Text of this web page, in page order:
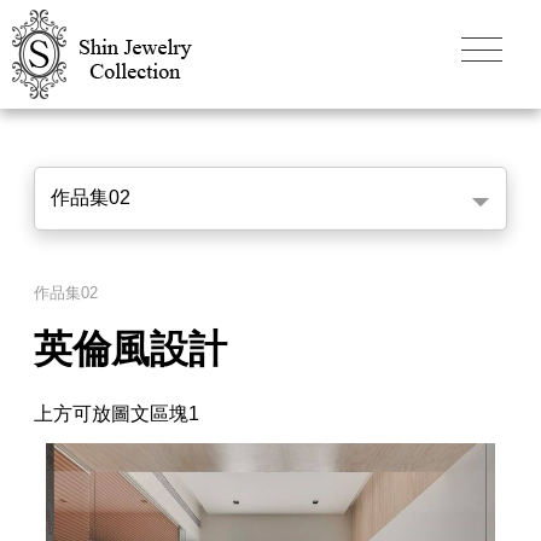
作品集02
作品集02
英倫風設計
上方可放圖文區塊1